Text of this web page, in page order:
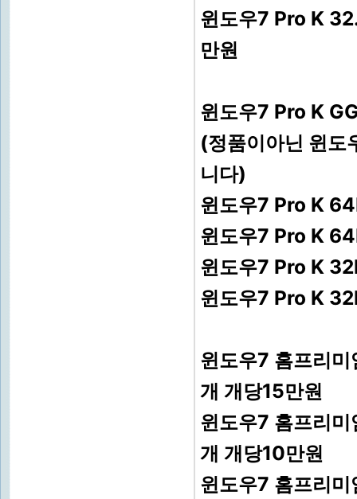
윈도우7 Pro K
만원
윈도우7 Pro K
(정품이아닌 윈도
니다)
윈도우7 Pro K
윈도우7 Pro K
윈도우7 Pro K
윈도우7 Pro K
윈도우7 홈프리
개 개당15만원
윈도우7 홈프리
개 개당10만원
윈도우7 홈프리